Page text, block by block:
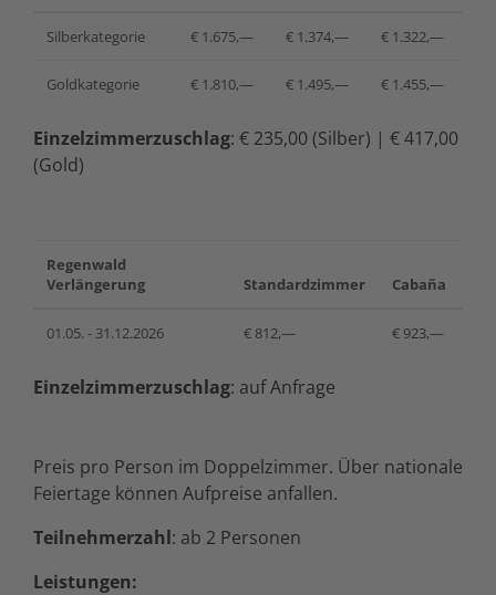
Silberkategorie € 1.675,— € 1.374,— € 1.322,—
Goldkategorie € 1.810,— € 1.495,— € 1.455,—
Einzelzimmerzuschlag: € 235,00 (Silber) | € 417,00
(Gold)
Regenwald
Verlängerung
Standardzimmer Cabaña
01.05. - 31.12.2026 € 812,— € 923,—
Einzelzimmerzuschlag: auf Anfrage
Preis pro Person im Doppelzimmer. Über nationale
Feiertage können Aufpreise anfallen.
Teilnehmerzahl: ab 2 Personen
Leistungen: